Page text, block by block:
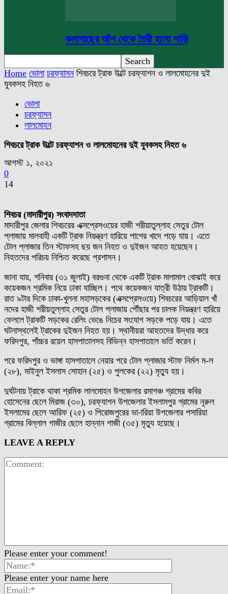
কলাগাছের আঁশ থেকে তৈরী হলো শাড়ি
Home ভোলা চরফ্যাসন শিবচরে ট্রাক উল্টে চরফ্যাশন ও লালমোহনের দুই
যুবকসহ নিহত ৬
ভোলা
চরফ্যাসন
লালমোহন
শিবচরে ট্রাক উল্টে চরফ্যাশন ও লালমোহনের দুই যুবকসহ নিহত ৬
আগস্ট ১, ২০২১
0
14
শিবচর (মাদারীপুর) সংবাদদাতা
মাদারীপুর জেলার শিবচরের এক্সপ্রেসওয়ের হাজী শরীয়াতুল্লাহ সেতুর টোল
প্লাজায় মালবাহী একটি ট্রাক নিয়ন্ত্রণ হারিয়ে পাশের খাদে পড়ে যায়। এতে
টোল প্লাজার তিন স্টাফসহ ছয় জন নিহত ও দুইজন আহত হয়েছেন।
নিহতদের পরিচয় নিশ্চিত করেছে প্রশাসন।
জানা যায়, শনিবার (৩১ জুলাই) বরগুনা থেকে একটি ট্রাক মালামাল বোঝাই করে
কয়েকজন শ্রমিক নিয়ে ঢাকা যাচ্ছিল। পথে কয়েকজন যাত্রী উঠায় ট্রাকটি।
রাত ৯টার দিকে ঢাকা-খুলনা মহাসড়কের (এক্সপ্রেসওয়ে) শিবচরের আড়িয়াল খাঁ
নদের হাজী শরীয়তুল্লাহ সেতুর টোল প্লাজায় পৌঁছার পর চালক নিয়ন্ত্রণ হারিয়ে
ফেললে ট্রাকটি সড়কের রেলিং ভেঙে নিচের সংযোগ সড়কে পড়ে যায়। এতে
ঘটনাস্থলেই ট্রাকের দুইজন নিহত হয়। স্থানীয়রা আহতদের উদ্ধার করে
ফরিদপুর, পাঁচ্চর রয়েল হাসপাতালসহ বিভিন্ন হাসপাতালে ভর্তি করেন।
পরে ফরিদপুর ও ভাঙ্গা হাসপাতালে নেয়ার পরে টোল প্লাজার স্টাফ নির্মল ম-ল
(২৮), মাইনুল ইসলাস সোহান (২৫) ও পুলকের (২২) মৃত্যু হয়।
দুর্ঘটনায় ট্রাকে থাকা শ্রমিক লালমোহন উপজেলার রমাগঞ্চ গ্রামের কবির
হোসেনের ছেলে মিরাজ (৩০), চরফ্যাশন উপজেলার ইসলামপুর গ্রামের নূরুল
ইসলামের ছেলে আরিফ (২৫) ও পিরোজপুরের ভা-ারিয়া উপজেলার পসারিয়া
গ্রামের বিল্লাল গাজীর ছেলে হান্নান গাজী (৩৫) মৃত্যু হয়েছে।
LEAVE A REPLY
Please enter your comment!
Please enter your name here